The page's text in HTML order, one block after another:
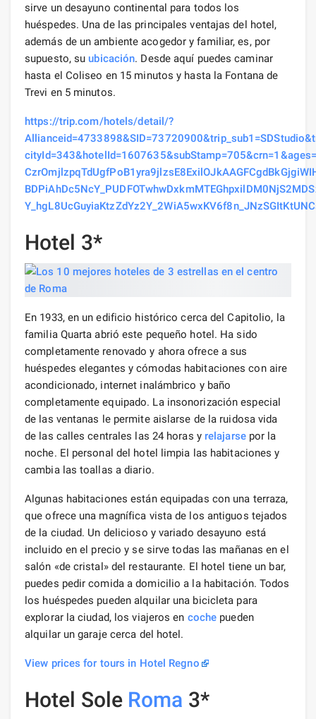
sirve un desayuno continental para todos los
huéspedes. Una de las principales ventajas del hotel,
además de un ambiente acogedor y familiar, es, por
supuesto, suubicación. Desde aquí puedes caminar
hasta el Coliseo en 15 minutos y hasta la Fontana de
Trevi en 5 minutos.
https://trip.com/hotels/detail/?
Hotel 3*
En 1933, en un edificio histórico cerca del Capitolio, la
familia Quarta abrió este pequeño hotel. Ha sido
completamente renovado y ahora ofrece a sus
huéspedes elegantes y cómodas habitaciones con aire
acondicionado, internet inalámbrico y baño
completamente equipado. La insonorización especial
de las ventanas le permite aislarse de la ruidosa vida
de las calles centrales las 24 horas y relajarsepor la
noche. El personal del hotel limpia las habitaciones y
cambia las toallas a diario.
Algunas habitaciones están equipadas con una terraza,
que ofrece una magnífica vista de los antiguos tejados
de la ciudad. Un delicioso y variado desayuno está
incluido en el precio y se sirve todas las mañanas en el
salón «de cristal» del restaurante. El hotel tiene un bar,
puedes pedir comida a domicilio a la habitación. Todos
los huéspedes pueden alquilar una bicicleta para
explorar la ciudad, los viajeros en coche pueden
alquilar un garaje cerca del hotel.
View prices for tours in Hotel Regno
Hotel Sole Roma 3*